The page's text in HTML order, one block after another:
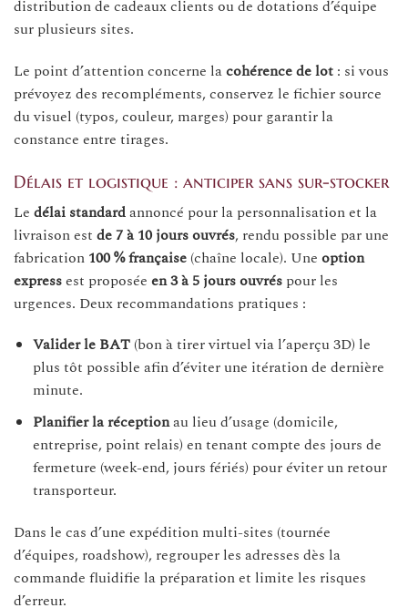
distribution de cadeaux clients ou de dotations d’équipe
sur plusieurs sites.
Le point d’attention concerne lacohérence de lot : si vous
prévoyez des recompléments, conservez le fichier source
du visuel (typos, couleur, marges) pour garantir la
constance entre tirages.
Délais et logistique : anticiper sans sur-stocker
Le délai standardannoncé pour la personnalisation et la
livraison est de 7 à 10 jours ouvrés, rendu possible par une
fabrication 100 % française (chaîne locale). Une option
expressest proposée en 3 à 5 jours ouvrés pour les
urgences. Deux recommandations pratiques :
Valider le BAT(bon à tirer virtuel via l’aperçu 3D) le
plus tôt possible afin d’éviter une itération de dernière
minute.
Planifier la réceptionau lieu d’usage (domicile,
entreprise, point relais) en tenant compte des jours de
fermeture (week-end, jours fériés) pour éviter un retour
transporteur.
Dans le cas d’une expédition multi-sites (tournée
d’équipes, roadshow), regrouper les adresses dès la
commande fluidifie la préparation et limite les risques
d’erreur.